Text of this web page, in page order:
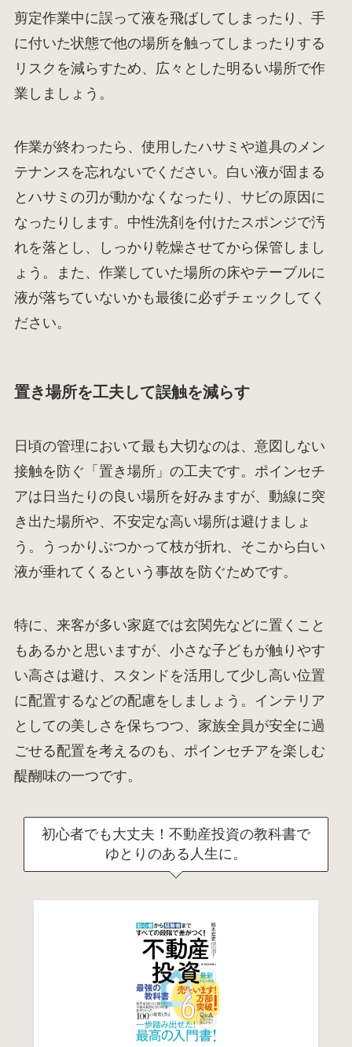
剪定作業中に誤って液を飛ばしてしまったり、手
に付いた状態で他の場所を触ってしまったりする
リスクを減らすため、広々とした明るい場所で作
業しましょう。
作業が終わったら、使用したハサミや道具のメン
テナンスを忘れないでください。白い液が固まる
とハサミの刃が動かなくなったり、サビの原因に
なったりします。中性洗剤を付けたスポンジで汚
れを落とし、しっかり乾燥させてから保管しまし
ょう。また、作業していた場所の床やテーブルに
液が落ちていないかも最後に必ずチェックしてく
ださい。
置き場所を工夫して誤触を減らす
日頃の管理において最も大切なのは、意図しない
接触を防ぐ「置き場所」の工夫です。ポインセチ
アは日当たりの良い場所を好みますが、動線に突
き出た場所や、不安定な高い場所は避けましょ
う。うっかりぶつかって枝が折れ、そこから白い
液が垂れてくるという事故を防ぐためです。
特に、来客が多い家庭では玄関先などに置くこと
もあるかと思いますが、小さな子どもが触りやす
い高さは避け、スタンドを活用して少し高い位置
に配置するなどの配慮をしましょう。インテリア
としての美しさを保ちつつ、家族全員が安全に過
ごせる配置を考えるのも、ポインセチアを楽しむ
醍醐味の一つです。
初心者でも大丈夫！不動産投資の教科書で
ゆとりのある人生に。